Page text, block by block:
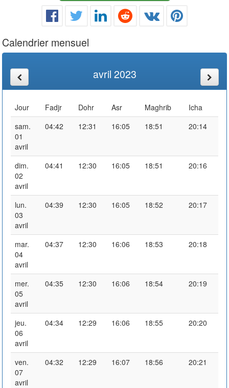
Calendrier mensuel
avril 2023
Jour Fadjr Dohr Asr Maghrib
Icha
sam.
01
avril
04:42 12:31 16:05 18:51 20:14
dim.
02
avril
04:41 12:30 16:05 18:51 20:16
lun.
03
avril
04:39 12:30 16:05 18:52 20:17
mar.
04
avril
04:37 12:30 16:06 18:53 20:18
mer.
05
avril
04:35 12:30 16:06 18:54 20:19
jeu.
06
avril
04:34 12:29 16:06 18:55 20:20
ven.
07
avril
04:32 12:29 16:07 18:56 20:21